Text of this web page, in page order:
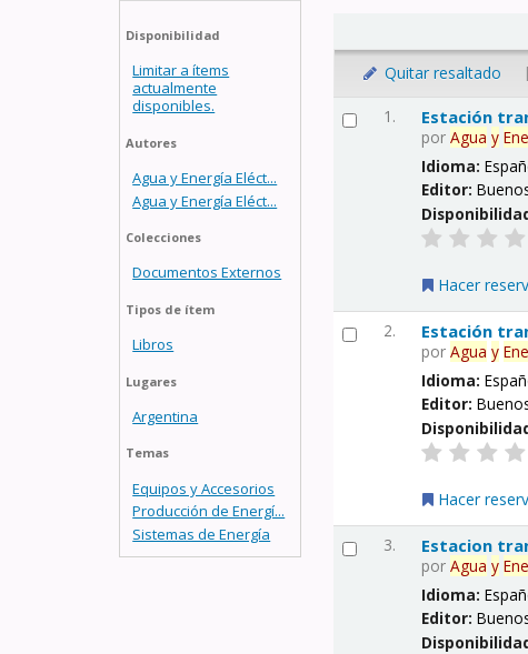
Disponibilidad
Limitar a ítems
actualmente
disponibles.
Autores
Agua y Energía Eléct...
Agua y Energía Eléct...
Colecciones
Documentos Externos
Tipos de ítem
Libros
Lugares
Argentina
Temas
Equipos y Accesorios
Producción de Energí...
Sistemas de Energía
Quitar resaltado |
1. Estación
porAgua y
Idioma:
Editor:
Hacer
2. Estación
porAgua y
Idioma:
Editor:
Hacer
3. Estacion
porAgua y
Idioma:
Editor: